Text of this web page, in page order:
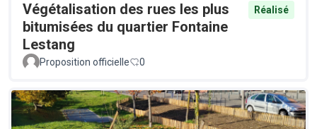
Végétalisation des rues les plus
bitumisées du quartier Fontaine
Lestang
Réalisé
Proposition officielle 0